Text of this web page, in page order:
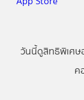
วันนี้ดูสิทธิพิเศษ
ค